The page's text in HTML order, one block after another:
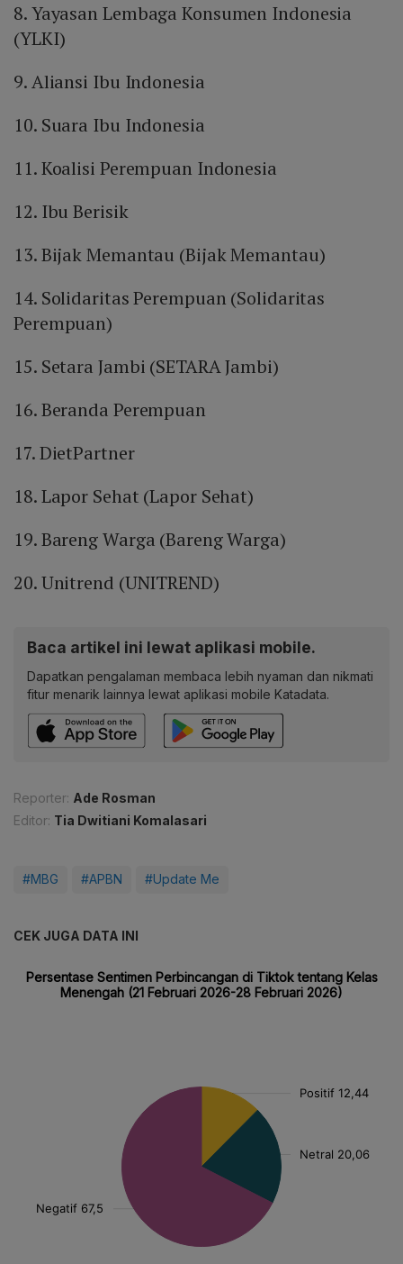
8. Yayasan Lembaga Konsumen Indonesia
(YLKI)
9. Aliansi Ibu Indonesia
10. Suara Ibu Indonesia
11. Koalisi Perempuan Indonesia
12. Ibu Berisik
13. Bijak Memantau (Bijak Memantau)
14. Solidaritas Perempuan (Solidaritas
Perempuan)
15. Setara Jambi (SETARA Jambi)
16. Beranda Perempuan
17. DietPartner
18. Lapor Sehat (Lapor Sehat)
19. Bareng Warga (Bareng Warga)
20. Unitrend (UNITREND)
Baca artikel ini lewat aplikasi mobile.
Dapatkan pengalaman membaca lebih nyaman dan nikmati
fitur menarik lainnya lewat aplikasi mobile Katadata.
Reporter: Ade Rosman
Editor: Tia Dwitiani Komalasari
#MBG #APBN #Update Me
CEK JUGA DATA INI